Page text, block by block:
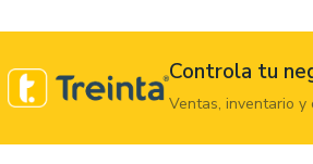
Controla tu
Ventas, inventario y